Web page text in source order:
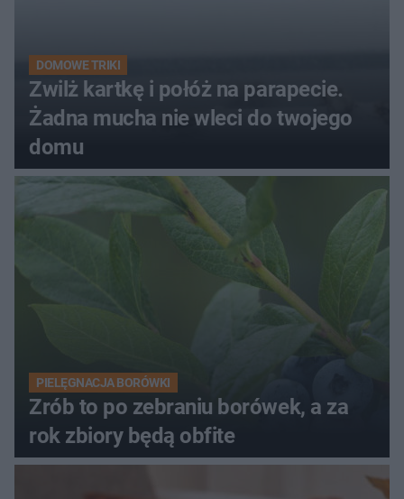
DOMOWE TRIKI
Zwilż kartkę i połóż na parapecie.
Żadna mucha nie wleci do twojego
domu
PIELĘGNACJA BORÓWKI
Zrób to po zebraniu borówek, a za
rok zbiory będą obfite